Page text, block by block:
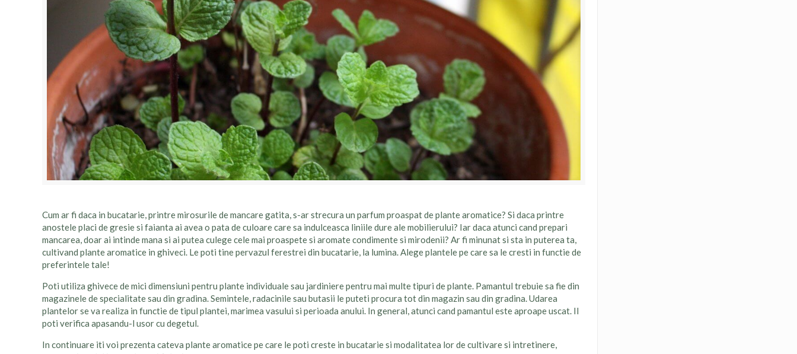
Cum ar fi daca in bucatarie, printre mirosurile de mancare gatita, s-ar strecura un parfum proaspat de plante aromatice? Si daca printre
anostele placi de gresie si faianta ai avea o pata de culoare care sa indulceasca liniile dure ale mobilierului? Iar daca atunci cand prepari
mancarea, doar ai intinde mana si ai putea culege cele mai proaspete si aromate condimente si mirodenii? Ar fi minunat si sta in puterea ta,
cultivand plante aromatice in ghiveci. Le poti tine pervazul ferestrei din bucatarie, la lumina. Alege plantele pe care sa le cresti in functie de
preferintele tale!
Poti utiliza ghivece de mici dimensiuni pentru plante individuale sau jardiniere pentru mai multe tipuri de plante. Pamantul trebuie sa fie din
magazinele de specialitate sau din gradina. Semintele, radacinile sau butasii le puteti procura tot din magazin sau din gradina. Udarea
plantelor se va realiza in functie de tipul plantei, marimea vasului si perioada anului. In general, atunci cand pamantul este aproape uscat. Il
poti verifica apasandu-l usor cu degetul.
In continuare iti voi prezenta cateva plante aromatice pe care le poti creste in bucatarie si modalitatea lor de cultivare si intretinere,